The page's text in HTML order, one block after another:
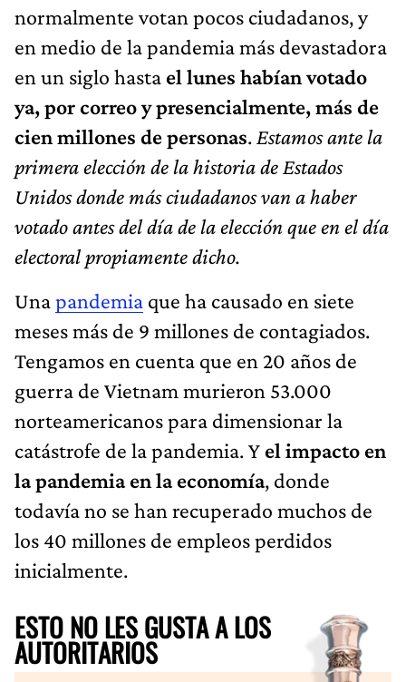
normalmente votan pocos ciudadanos, y
en medio de la pandemia más devastadora
en un siglo hasta el lunes habían votado
ya, por correo y presencialmente, más de
cien millones de personas. Estamos ante la
primera elección de la historia de Estados
Unidos donde más ciudadanos van a haber
votado antes del día de la elección que en el día
electoral propiamente dicho.
Unapandemia que ha causado en siete
meses más de 9 millones de contagiados.
Tengamos en cuenta que en 20 años de
guerra de Vietnam murieron 53.000
norteamericanos para dimensionar la
catástrofe de la pandemia. Y el impacto en
la pandemia en la economía, donde
todavía no se han recuperado muchos de
los 40 millones de empleos perdidos
inicialmente.
ESTO NO LES GUSTA A LOS
AUTORITARIOS